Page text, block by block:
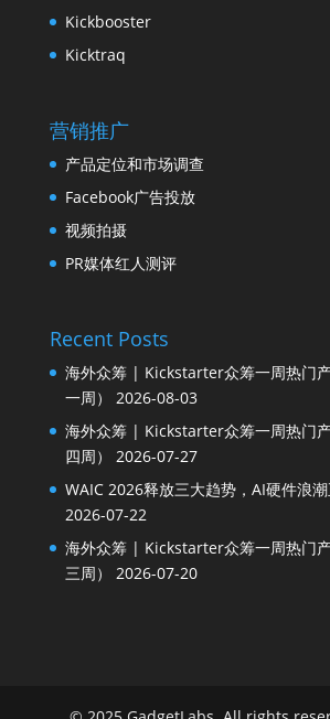
Kickbooster
Kicktraq
营销推广
产品定位和市场调查
Facebook广告投放
视频拍摄
PR媒体红人测评
Recent Posts
海外众筹 | Kickstarter众筹一周热门
一周）
2026-08-03
海外众筹 | Kickstarter众筹一周热门
四周）
2026-07-27
WAIC 2026释放三大趋势，AI硬件浪
2026-07-22
海外众筹 | Kickstarter众筹一周热门
三周）
2026-07-20